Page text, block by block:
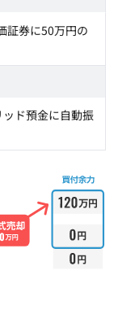
証券に50万円の
ド預金に自動振